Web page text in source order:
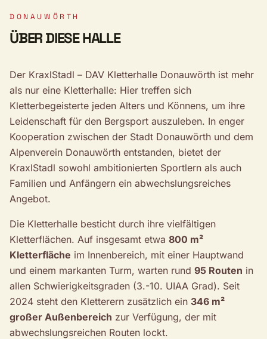
DONAUWÖRTH
ÜBER DIESE HALLE
Der KraxlStadl – DAV Kletterhalle Donauwörth ist mehr
als nur eine Kletterhalle: Hier treffen sich
Kletterbegeisterte jeden Alters und Könnens, um ihre
Leidenschaft für den Bergsport auszuleben. In enger
Kooperation zwischen der Stadt Donauwörth und dem
Alpenverein Donauwörth entstanden, bietet der
KraxlStadl sowohl ambitionierten Sportlern als auch
Familien und Anfängern ein abwechslungsreiches
Angebot.
Die Kletterhalle besticht durch ihre vielfältigen
Kletterflächen. Auf insgesamt etwa 800 m²
Kletterfläche im Innenbereich, mit einer Hauptwand
und einem markanten Turm, warten rund 95 Routen in
allen Schwierigkeitsgraden (3.-10. UIAA Grad). Seit
2024 steht den Kletterern zusätzlich ein 346 m²
großer Außenbereich zur Verfügung, der mit
abwechslungsreichen Routen lockt.